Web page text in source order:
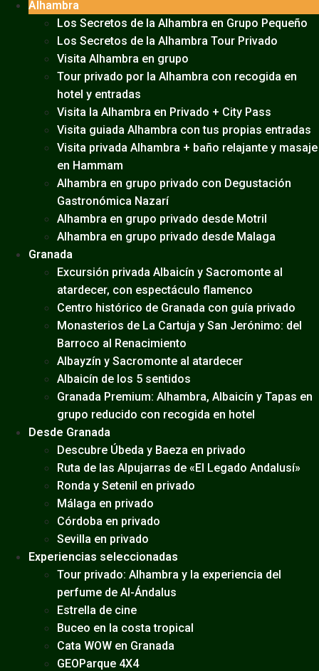
Alhambra
Los Secretos de la Alhambra en Grupo Pequeño
Los Secretos de la Alhambra Tour Privado
Visita Alhambra en grupo
Tour privado por la Alhambra con recogida en
hotel y entradas
Visita la Alhambra en Privado + City Pass
Visita guiada Alhambra con tus propias entradas
Visita privada Alhambra + baño relajante y masaje
en Hammam
Alhambra en grupo privado con Degustación
Gastronómica Nazarí
Alhambra en grupo privado desde Motril
Alhambra en grupo privado desde Malaga
Granada
Excursión privada Albaicín y Sacromonte al
atardecer, con espectáculo flamenco
Centro histórico de Granada con guía privado
Monasterios de La Cartuja y San Jerónimo: del
Barroco al Renacimiento
Albayzín y Sacromonte al atardecer
Albaicín de los 5 sentidos
Granada Premium: Alhambra, Albaicín y Tapas en
grupo reducido con recogida en hotel
Desde Granada
Descubre Úbeda y Baeza en privado
Ruta de las Alpujarras de «El Legado Andalusí»
Ronda y Setenil en privado
Málaga en privado
Córdoba en privado
Sevilla en privado
Experiencias seleccionadas
Tour privado: Alhambra y la experiencia del
perfume de Al-Ándalus
Estrella de cine
Buceo en la costa tropical
Cata WOW en Granada
GEOParque 4X4